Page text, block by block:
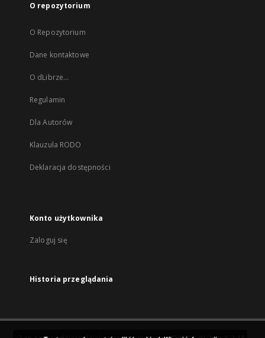
O repozytorium
O Repozytorium
Dane kontaktowe
O dLibrze...
Regulamin
Dla Autorów
Klauzula RODO
Deklaracja dostępności
Konto użytkownika
Zaloguj się
Historia przeglądania